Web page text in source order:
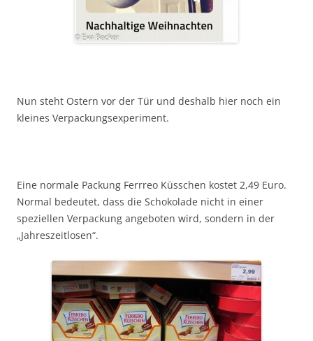
Nun steht Ostern vor der Tür und deshalb hier noch ein
kleines Verpackungsexperiment.
Eine normale Packung Ferrreo Küsschen kostet 2,49 Euro.
Normal bedeutet, dass die Schokolade nicht in einer
speziellen Verpackung angeboten wird, sondern in der
„Jahreszeitlosen“.